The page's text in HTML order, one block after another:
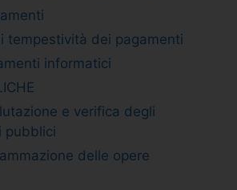
tempestività dei pagamenti
informatici
e verifica degli
pubblici
delle opere